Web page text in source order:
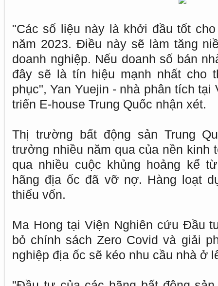
"Các số liệu này là khởi đầu tốt
năm 2023. Điều này sẽ làm tăng
doanh nghiệp. Nếu doanh số bán
đây sẽ là tín hiệu mạnh nhất cho
phục", Yan Yuejin - nhà phân tích
triển E-house Trung Quốc nhận xét.
Thị trường bất động sản Trung
trưởng nhiều năm qua của nền kinh
qua nhiều cuộc khủng hoảng kể
hãng địa ốc đã vỡ nợ. Hàng loạt
thiếu vốn.
Ma Hong tại Viện Nghiên cứu Đầu
bỏ chính sách Zero Covid và giải
nghiệp địa ốc sẽ kéo nhu cầu nhà ở